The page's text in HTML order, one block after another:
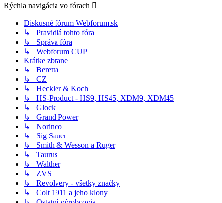
Rýchla navigácia vo fórach
Diskusné fórum Webforum.sk
↳ Pravidlá tohto fóra
↳ Správa fóra
↳ Webforum CUP
Krátke zbrane
↳ Beretta
↳ CZ
↳ Heckler & Koch
↳ HS-Product - HS9, HS45, XDM9, XDM45
↳ Glock
↳ Grand Power
↳ Norinco
↳ Sig Sauer
↳ Smith & Wesson a Ruger
↳ Taurus
↳ Walther
↳ ZVS
↳ Revolvery - všetky značky
↳ Colt 1911 a jeho klony